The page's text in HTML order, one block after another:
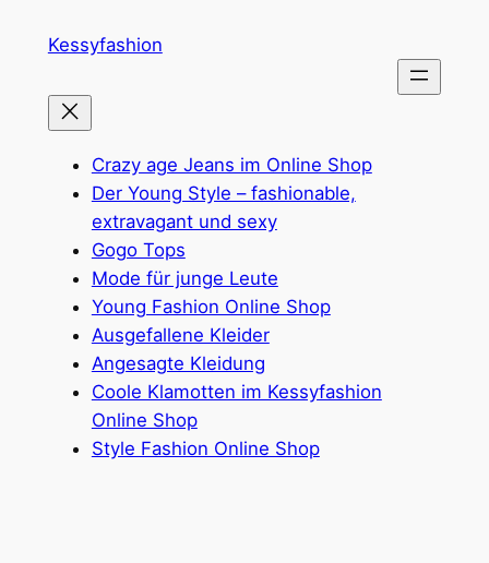
InhaltKessyfashion
Crazy age Jeans im Online Shop
Der Young Style – fashionable,
extravagant und sexy
Gogo Tops
Mode für junge Leute
Young Fashion Online Shop
Ausgefallene Kleider
Angesagte Kleidung
Coole Klamotten im Kessyfashion
Online Shop
Style Fashion Online Shop